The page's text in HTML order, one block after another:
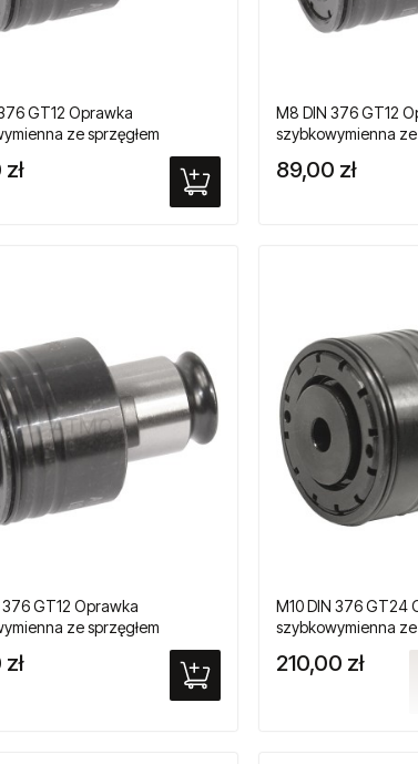
GT12 Oprawka
ze sprzęgłem
do gwintowników
M8 DIN 376 GT12
szybkowymienna ze
przeciążeniowym
maszynowych
89,00 zł
376 GT12 Oprawka
ze sprzęgłem
do gwintowników
M10 DIN 376 GT24
szybkowymienna ze
przeciążeniowym
maszynowych
210,00 zł